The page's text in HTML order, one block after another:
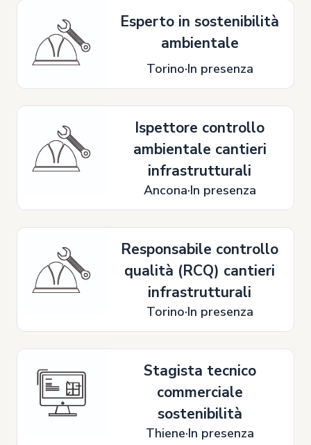
Esperto in sostenibilità
ambientale
Torino In presenza
Ispettore controllo
ambientale cantieri
infrastrutturali
Ancona In presenza
Responsabile controllo
qualità (RCQ) cantieri
infrastrutturali
Torino In presenza
Stagista tecnico
commerciale
sostenibilità
Thiene In presenza